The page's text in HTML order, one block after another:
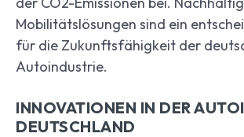
Mobilitätslösungen sind ein
für die Zukunftsfähigkeit der
Autoindustrie.
INNOVATIONEN IN DER
DEUTSCHLAND